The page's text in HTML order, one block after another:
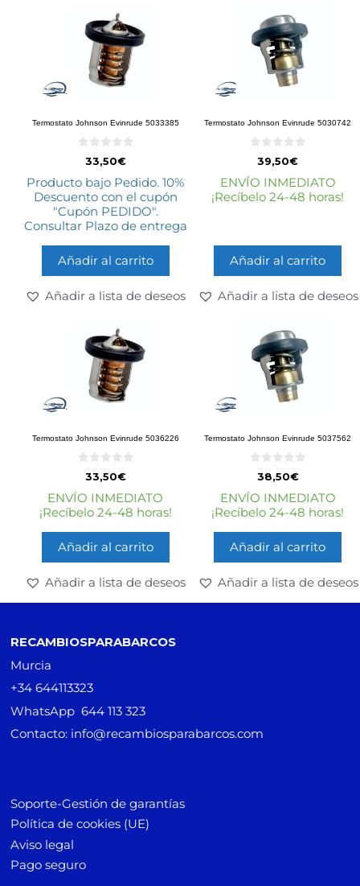
Termostato Johnson Evinrude 5033385
5
33,50€
Producto bajo Pedido. 10%
Descuento con el cupón
"Cupón PEDIDO".
Consultar Plazo de entrega
Añadir al carrito
Añadir a lista de deseos
Termostato Johnson Evinrude 5030742
e
5
39,50€
ENVÍO INMEDIATO
¡Recíbelo 24-48 horas!
Añadir al carrito
Añadir a lista de deseos
Termostato Johnson Evinrude 5036226
e
5
33,50€
ENVÍO INMEDIATO
¡Recíbelo 24-48 horas!
Añadir al carrito
Añadir a lista de deseos
Termostato Johnson Evinrude 5037562
e
5
38,50€
ENVÍO INMEDIATO
¡Recíbelo 24-48 horas!
Añadir al carrito
Añadir a lista de deseos
RECAMBIOSPARABARCOS
Murcia
+34 644113323
WhatsApp 644 113 323
Contacto: info@recambiosparabarcos.com
Soporte-Gestión de garantías
Política de cookies (UE)
Aviso legal
Pago seguro